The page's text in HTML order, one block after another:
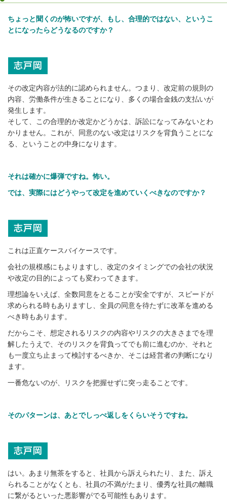
ちょっと聞くのが怖いですが、もし、合理的ではない、というこ
とになったらどうなるのですか？
その改定内容が法的に認められません。つまり、改定前の規則の
内容、労働条件が生きることになり、多くの場合金銭の支払いが
発生します。
そして、この合理的か改定かどうかは、訴訟になってみないとわ
かりません。これが、同意のない改定はリスクを背負うことにな
る、ということの中身になります。
それは確かに爆弾ですね。怖い。
では、実際にはどうやって改定を進めていくべきなのですか？
これは正直ケースバイケースです。
会社の規模感にもよりますし、改定のタイミングでの会社の状況
や改定の目的によっても変わってきます。
理想論をいえば、全数同意をとることが安全ですが、スピードが
求められる時もありますし、全員の同意を待たずに改革を進める
べき時もあります。
だからこそ、想定されるリスクの内容やリスクの大きさまでを理
解したうえで、そのリスクを背負ってでも前に進むのか、それと
も一度立ち止まって検討するべきか、そこは経営者の判断になり
ます。
一番危ないのが、リスクを把握せずに突っ走ることです。
そのパターンは、あとでしっぺ返しをくらいそうですね。
はい。あまり無茶をすると、社員から訴えられたり、また、訴え
られることがなくとも、社員の不満がたまり、優秀な社員の離職
に繋がるといった悪影響がでる可能性もあります。